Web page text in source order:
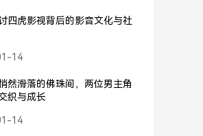
四虎影视背后的影音文化与社
14
然滑落的佛珠间，两位男主角
织与成长
14